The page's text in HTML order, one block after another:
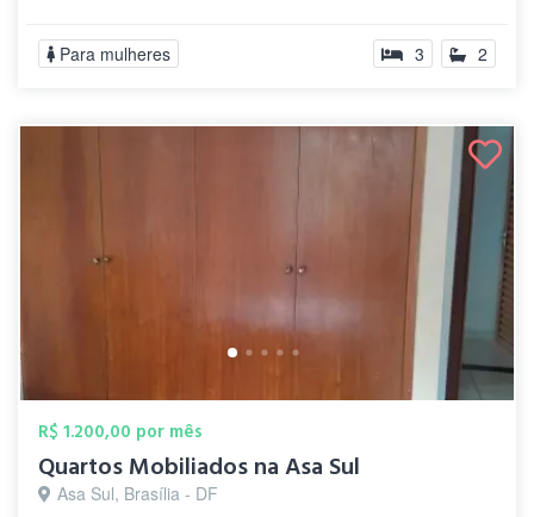
Para mulheres 3 2
R$ 1.200,00 por mês
Quartos Mobiliados na Asa Sul
Asa Sul, Brasília - DF